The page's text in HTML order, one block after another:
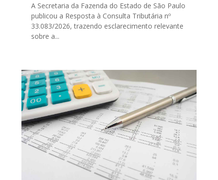
A Secretaria da Fazenda do Estado de São Paulo
publicou a Resposta à Consulta Tributária nº
33.083/2026, trazendo esclarecimento relevante
sobre a...